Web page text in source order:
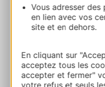
Vous adresser des
en lien avec vos
site et en dehors.
En cliquant sur
acceptez tous les
accepter et fermer"
+33565620102
E-mail